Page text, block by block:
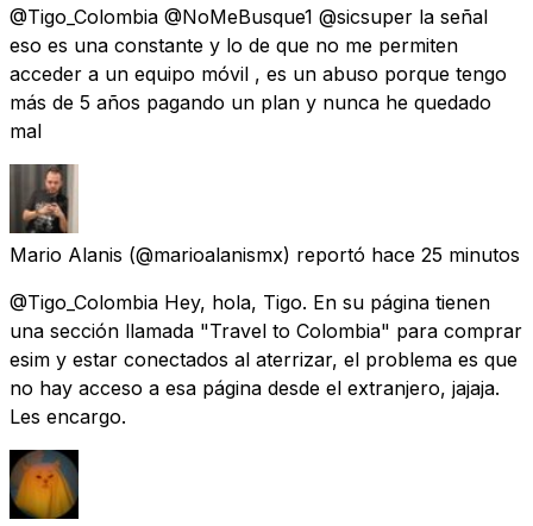
@Tigo_Colombia @NoMeBusque1 @sicsuper la señal
eso es una constante y lo de que no me permiten
acceder a un equipo móvil , es un abuso porque tengo
más de 5 años pagando un plan y nunca he quedado
mal
Mario Alanis (@marioalanismx) reportó hace 25 minutos
@Tigo_Colombia Hey, hola, Tigo. En su página tienen
una sección llamada "Travel to Colombia" para comprar
esim y estar conectados al aterrizar, el problema es que
no hay acceso a esa página desde el extranjero, jajaja.
Les encargo.